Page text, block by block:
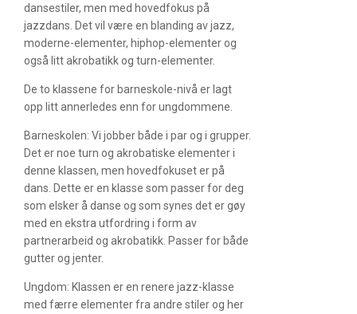
dansestiler, men med hovedfokus på
jazzdans. Det vil være en blanding av jazz,
moderne-elementer, hiphop-elementer og
også litt akrobatikk og turn-elementer.
De to klassene for barneskole-nivå er lagt
opp litt annerledes enn for ungdommene.
Barneskolen: Vi jobber både i par og i grupper.
Det er noe turn og akrobatiske elementer i
denne klassen, men hovedfokuset er på
dans. Dette er en klasse som passer for deg
som elsker å danse og som synes det er gøy
med en ekstra utfordring i form av
partnerarbeid og akrobatikk. Passer for både
gutter og jenter.
Ungdom: Klassen er en renere jazz-klasse
med færre elementer fra andre stiler og her